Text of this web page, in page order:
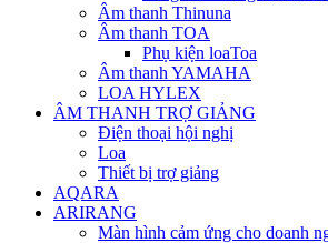
Âm thanh Thinuna
Âm thanh TOA
Phụ kiện loaToa
Âm thanh YAMAHA
LOA HYLEX
ÂM THANH TRỢ GIẢNG
Điện thoại hội nghị
Loa
Thiết bị trợ giảng
AQARA
ARIRANG
Màn hình cảm ứng cho doanh